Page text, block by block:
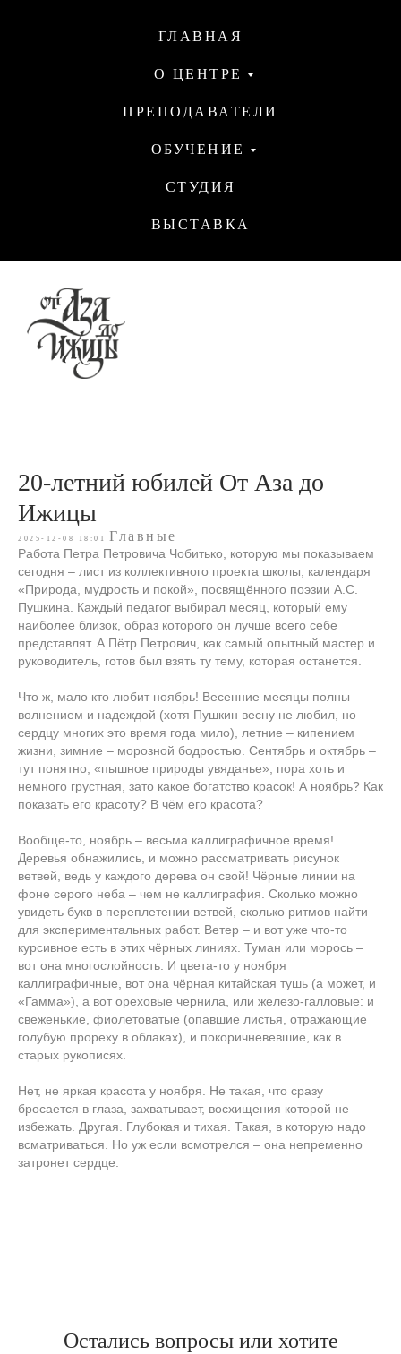
ГЛАВНАЯ
О ЦЕНТРЕ
ПРЕПОДАВАТЕЛИ
ОБУЧЕНИЕ
СТУДИЯ
ВЫСТАВКА
20-летний юбилей От Аза до
Ижицы
2025-12-08 18:01 Главные
Работа Петра Петровича Чобитько, которую мы показываем
сегодня – лист из коллективного проекта школы, календаря
«Природа, мудрость и покой», посвящённого поэзии А.С.
Пушкина. Каждый педагог выбирал месяц, который ему
наиболее близок, образ которого он лучше всего себе
представлят. А Пётр Петрович, как самый опытный мастер и
руководитель, готов был взять ту тему, которая останется.
Что ж, мало кто любит ноябрь! Весенние месяцы полны
волнением и надеждой (хотя Пушкин весну не любил, но
сердцу многих это время года мило), летние – кипением
жизни, зимние – морозной бодростью. Сентябрь и октябрь –
тут понятно, «пышное природы увяданье», пора хоть и
немного грустная, зато какое богатство красок! А ноябрь? Как
показать его красоту? В чём его красота?
Вообще-то, ноябрь – весьма каллиграфичное время!
Деревья обнажились, и можно рассматривать рисунок
ветвей, ведь у каждого дерева он свой! Чёрные линии на
фоне серого неба – чем не каллиграфия. Сколько можно
увидеть букв в переплетении ветвей, сколько ритмов найти
для экспериментальных работ. Ветер – и вот уже что-то
курсивное есть в этих чёрных линиях. Туман или морось –
вот она многослойность. И цвета-то у ноября
каллиграфичные, вот она чёрная китайская тушь (а может, и
«Гамма»), а вот ореховые чернила, или железо-галловые: и
свеженькие, фиолетоватые (опавшие листья, отражающие
голубую прореху в облаках), и покоричневевшие, как в
старых рукописях.
Нет, не яркая красота у ноября. Не такая, что сразу
бросается в глаза, захватывает, восхищения которой не
избежать. Другая. Глубокая и тихая. Такая, в которую надо
всматриваться. Но уж если всмотрелся – она непременно
затронет сердце.
Остались вопросы или хотите